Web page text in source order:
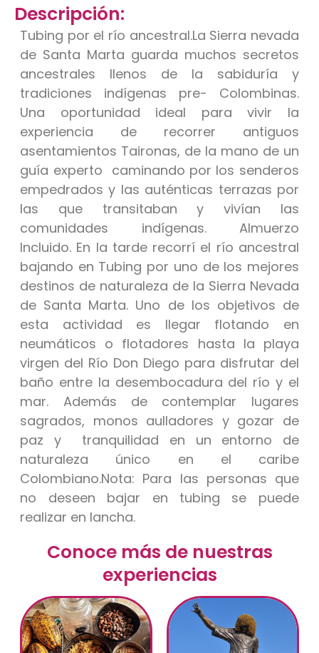
Descripción:
Tubing por el río ancestral.La Sierra nevada
de Santa Marta guarda muchos secretos
ancestrales llenos de la sabiduría y
tradiciones indígenas pre- Colombinas.
Una oportunidad ideal para vivir la
experiencia de recorrer antiguos
asentamientos Taironas, de la mano de un
guía experto caminando por los senderos
empedrados y las auténticas terrazas por
las que transitaban y vivían las
comunidades indígenas. Almuerzo
Incluido. En la tarde recorrí el río ancestral
bajando en Tubing por uno de los mejores
destinos de naturaleza de la Sierra Nevada
de Santa Marta. Uno de los objetivos de
esta actividad es llegar flotando en
neumáticos o flotadores hasta la playa
virgen del Río Don Diego para disfrutar del
baño entre la desembocadura del río y el
mar. Además de contemplar lugares
sagrados, monos aulladores y gozar de
paz y tranquilidad en un entorno de
naturaleza único en el caribe
Colombiano.Nota: Para las personas que
no deseen bajar en tubing se puede
realizar en lancha.
Conoce más de nuestras
experiencias